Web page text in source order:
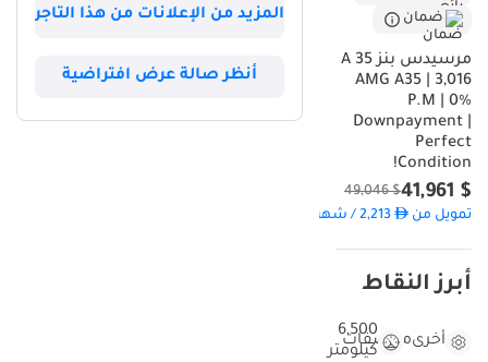
ضمان
مرسيدس بنز A 35
AMG A35 | 3,016
P.M | 0%
Downpayment |
Perfect
Condition!
$ 41,961
$ 49,046
تمويل من
2,213/ شهر
أبرز النقاط
أخرىمواصفات
6,500
كيلومتر
المزيد من الإعلانات من هذا التاجر
أنظر صالة عرض افتراضية